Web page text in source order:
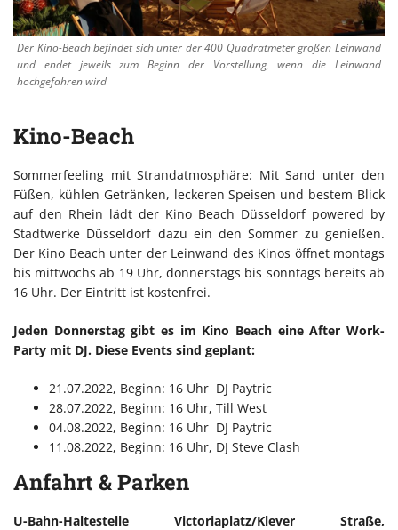
Der Kino-Beach befindet sich unter der 400 Quadratmeter großen Leinwand
und endet jeweils zum Beginn der Vorstellung, wenn die Leinwand
hochgefahren wird
Kino-Beach
Sommerfeeling mit Strandatmosphäre: Mit Sand unter den
Füßen, kühlen Getränken, leckeren Speisen und bestem Blick
auf den Rhein lädt der Kino Beach Düsseldorf powered by
Stadtwerke Düsseldorf dazu ein den Sommer zu genießen.
Der Kino Beach unter der Leinwand des Kinos öffnet montags
bis mittwochs ab 19 Uhr, donnerstags bis sonntags bereits ab
16 Uhr. Der Eintritt ist kostenfrei.
Jeden Donnerstag gibt es im Kino Beach eine After Work-
Party mit DJ. Diese Events sind geplant:
21.07.2022, Beginn: 16 Uhr DJ Paytric
28.07.2022, Beginn: 16 Uhr, Till West
04.08.2022, Beginn: 16 Uhr DJ Paytric
11.08.2022, Beginn: 16 Uhr, DJ Steve Clash
Anfahrt & Parken
U-Bahn-Haltestelle Victoriaplatz/Klever Straße,